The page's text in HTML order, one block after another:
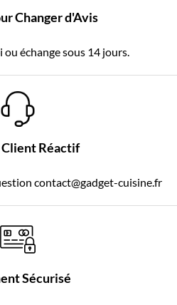
Changer d'Avis
échange sous 14 jours.
Réactif
contact@gadget-cuisine.fr
Sécurisé